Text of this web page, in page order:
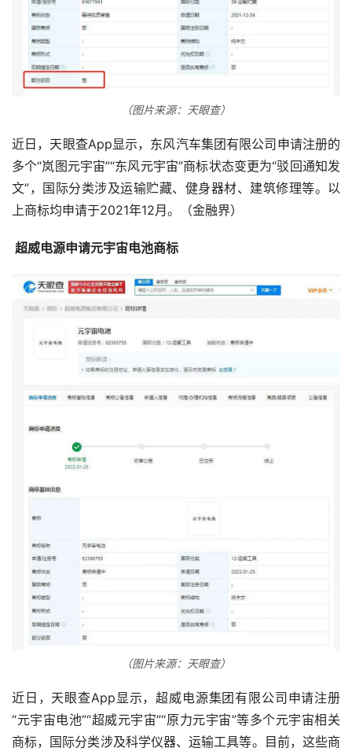
（图片来源：天眼查）
近日，天眼查App显示，东风汽车集团有限公司申请注册的
多个“岚图元宇宙”“东风元宇宙”商标状态变更为“驳回通知发
文”，国际分类涉及运输贮藏、健身器材、建筑修理等。以
上商标均申请于2021年12月。（金融界）
超威电源申请元宇宙电池商标
（图片来源：天眼查）
近日，天眼查App显示，超威电源集团有限公司申请注册
“元宇宙电池”“超威元宇宙”“原力元宇宙”等多个元宇宙相关
商标，国际分类涉及科学仪器、运输工具等。目前，这些商